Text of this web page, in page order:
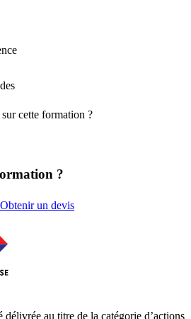
cette formation ?
?
Obtenir un devis
délivrée au titre de la catégorie d’actions